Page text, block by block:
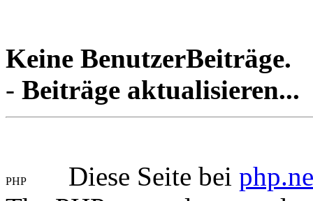
Keine BenutzerBeiträge.
- Beiträge aktualisieren...
Diese Seite bei